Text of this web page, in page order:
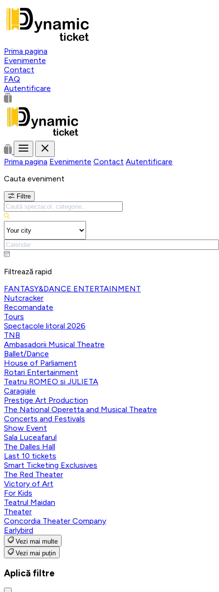
Prima pagina
Evenimente
Contact
FAQ
Autentificare
Prima pagina Evenimente Contact Autentificare
Cauta eveniment
Filtre
Filtrează rapid
FANTASY&DANCE ENTERTAINMENT
Nutcracker
Recomandate
Tours
Spectacole litoral 2026
TNB
Ambasadorii Musical Theatre
Ballet/Dance
House of Parliament
Rotari Entertainment
Teatru ROMEO si JULIETA
Caragiale
Prestige Art Production
The National Operetta and Musical Theatre
Concerts and Festivals
Show Event
Sala Luceafarul
The Dalles Hall
Last 10 tickets
Smart Ticketing Exclusives
The Red Theater
Victory of Art
For Kids
Teatrul Maidan
Theater
Concordia Theater Company
Earlybird
Vezi mai multe
Vezi mai puțin
Aplică filtre